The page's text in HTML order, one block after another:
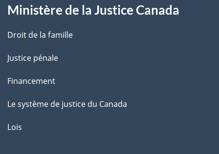
e
Ministère de la Justice Canada
Droit de la famille
Justice pénale
Financement
Le système de justice du Canada
Lois